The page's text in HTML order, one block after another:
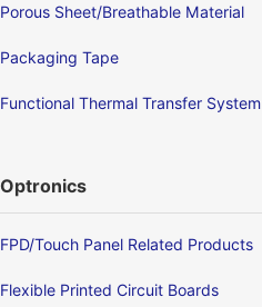
Porous Sheet/Breathable Material
Packaging Tape
Functional Thermal Transfer System
Optronics
FPD/Touch Panel Related Products
Flexible Printed Circuit Boards